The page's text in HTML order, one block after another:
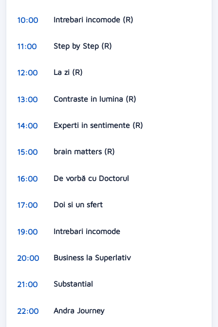
10:00 Intrebari incomode (R)
11:00 Step by Step (R)
12:00 La zi (R)
13:00 Contraste in lumina (R)
14:00 Experti in sentimente (R)
15:00 brain matters (R)
16:00 De vorbă cu Doctorul
17:00 Doi si un sfert
19:00 Intrebari incomode
20:00 Business la Superlativ
21:00 Substantial
22:00 Andra Journey